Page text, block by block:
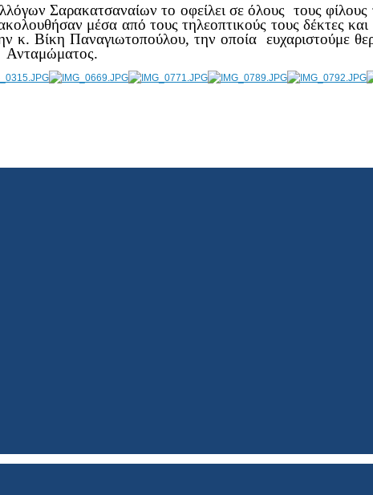
Σαρακατσαναίων το οφείλει σε όλους τους φίλους
μέσα από τους τηλεοπτικούς τους δέκτες
κ. Βίκη Παναγιωτοπούλου, την οποία ευχαριστούμε
Ανταμώματος.